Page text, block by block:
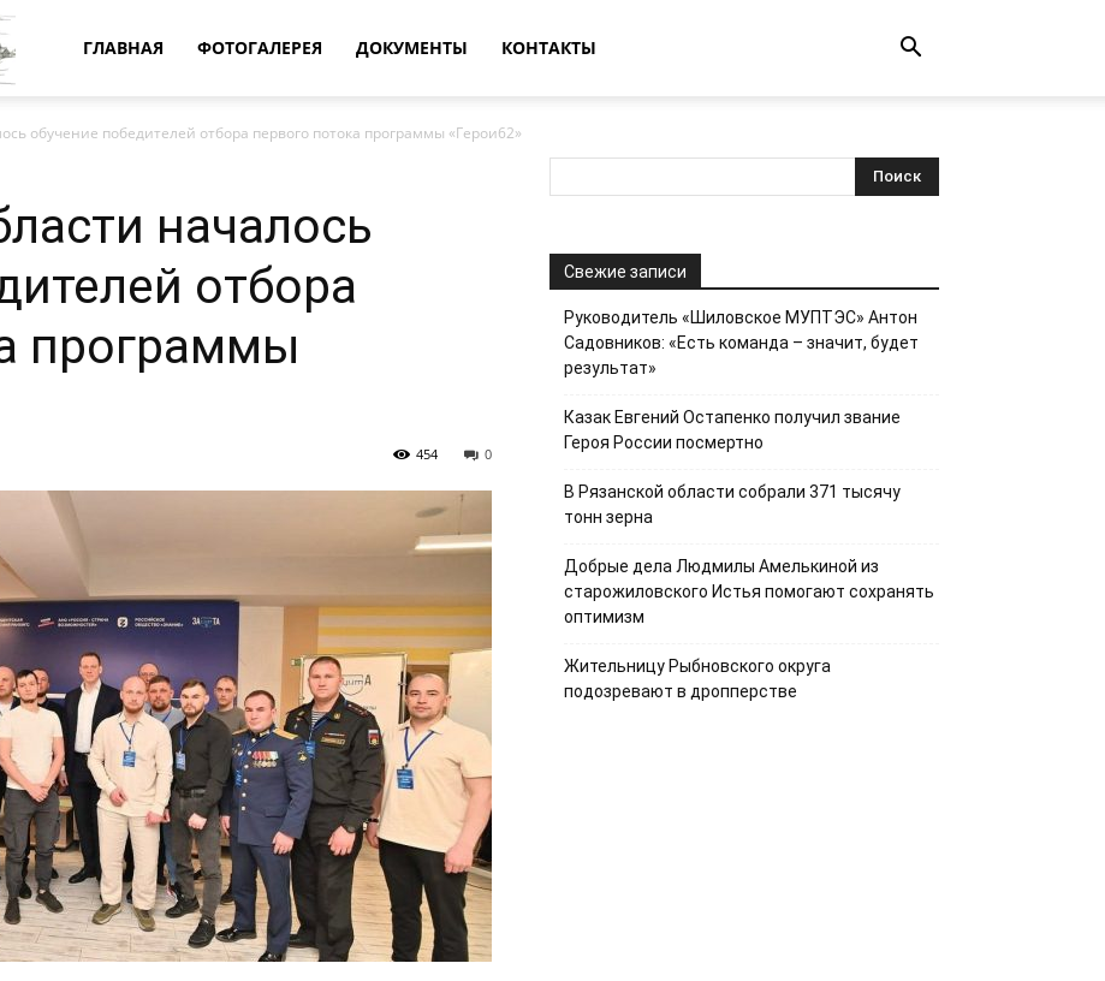
Новости
от
Евпатия
ГЛАВНАЯ ФОТОГАЛЕРЕЯ ДОКУМЕНТЫ КОНТАКТЫ
обучение победителей отбора первого потока программы «Герои62»
началось
отбора
программы
0
454
Свежие записи
Руководитель «Шиловское МУПТЭС» Антон
Садовников: «Есть команда – значит, будет
результат»
Казак Евгений Остапенко получил звание
Героя России посмертно
В Рязанской области собрали 371 тысячу
тонн зерна
Добрые дела Людмилы Амелькиной из
старожиловского Истья помогают сохранять
оптимизм
Жительницу Рыбновского округа
подозревают в дропперстве